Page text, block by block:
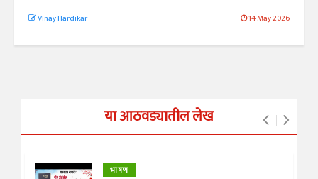
VInay Hardikar 14 May 2026
या आठवड्यातील लेख
भाषण